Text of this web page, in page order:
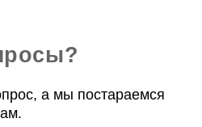
а мы постараемся